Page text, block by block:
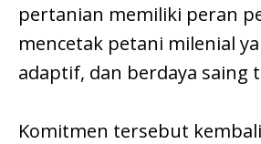
pertanian memiliki peran
mencetak petani milenial
adaptif, dan berdaya saing
Komitmen tersebut